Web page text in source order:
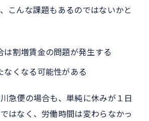
こんな課題もあるのではないかと
は割増賃金の問題が発生する
なくなる可能性がある
急便の場合も、単純に休みが１日
はなく、労働時間は変わらなかっ